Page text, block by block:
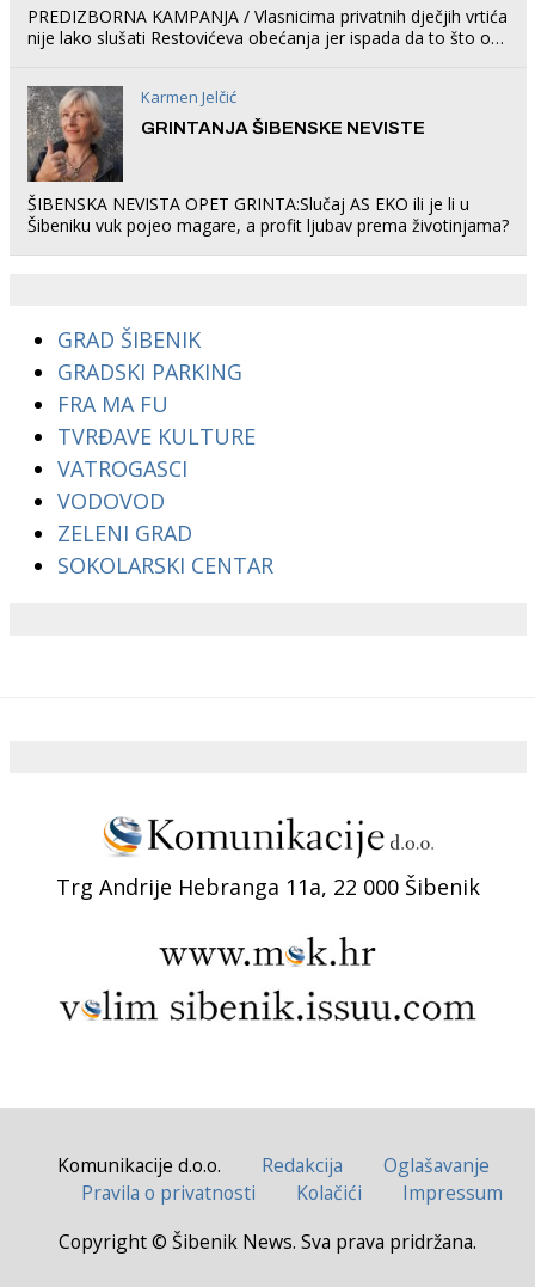
PREDIZBORNA KAMPANJA / Vlasnicima privatnih dječjih vrtića
nije lako slušati Restovićeva obećanja jer ispada da to što oni
Karmen Jelčić
GRINTANJA ŠIBENSKE NEVISTE
ŠIBENSKA NEVISTA OPET GRINTA:Slučaj AS EKO ili je li u
Šibeniku vuk pojeo magare, a profit ljubav prema životinjama?
GRAD ŠIBENIK
GRADSKI PARKING
FRA MA FU
TVRĐAVE KULTURE
VATROGASCI
VODOVOD
ZELENI GRAD
SOKOLARSKI CENTAR
Trg Andrije Hebranga 11a, 22 000 Šibenik
Komunikacije d.o.o. Redakcija
Oglašavanje
Pravila o privatnosti
Kolačići
Impressum
Copyright © Šibenik News. Sva prava pridržana.